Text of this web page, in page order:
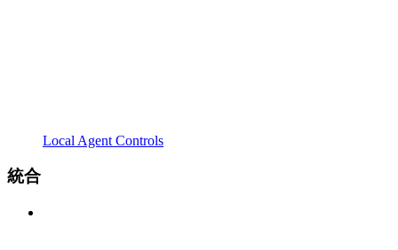
Local Agent Controls
統合